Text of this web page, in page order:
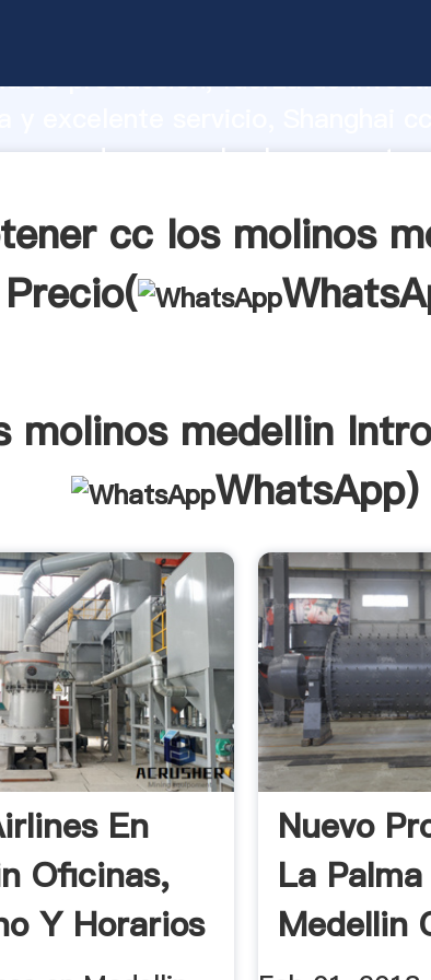
de producción, fuerza de
crea el valor y aporta
cc los molinos
Precio(
molinos medellin
WhatsApp)
En
Oficinas,
Y Horarios
Nuevo
La
Medellin